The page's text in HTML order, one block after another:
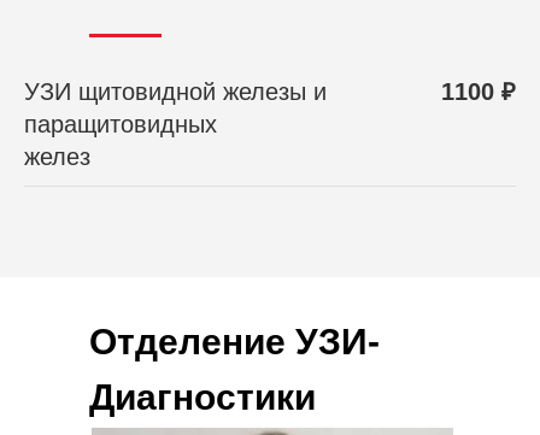
УЗИ щитовидной железы и
паращитовидных
желез
1100 ₽
Отделение УЗИ-
Диагностики